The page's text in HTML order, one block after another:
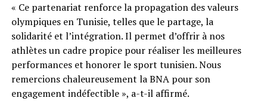
« Ce partenariat renforce la propagation des valeurs
olympiques en Tunisie, telles que le partage, la
solidarité et l’intégration. Il permet d’offrir à nos
athlètes un cadre propice pour réaliser les meilleures
performances et honorer le sport tunisien. Nous
remercions chaleureusement la BNA pour son
engagement indéfectible », a-t-il affirmé.